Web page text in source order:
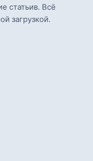
статьив. Всё
загрузкой.